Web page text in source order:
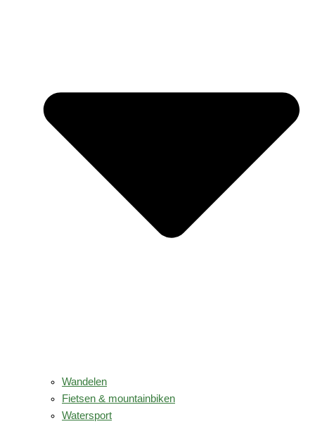
Wandelen
Fietsen & mountainbiken
Watersport